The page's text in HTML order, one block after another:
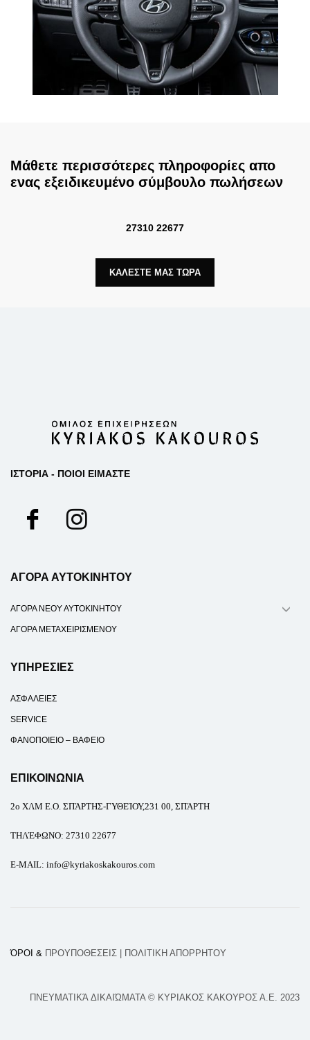
Μάθετε περισσότερες πληροφορίες απο
ενας εξειδικευμένο σύμβουλο πωλήσεων
27310 22677
ΚΑΛΕΣΤΕ ΜΑΣ ΤΩΡΑ
ΙΣΤΟΡΙΑ - ΠΟΙΟΙ ΕΙΜΑΣΤΕ
ΑΓΟΡΑ ΑΥΤΟΚΙΝΗΤΟΥ
ΑΓΟΡΑ ΝΕΟΥ ΑΥΤΟΚΙΝΗΤΟΥ
ΑΓΟΡΑ ΜΕΤΑΧΕΙΡΙΣΜΕΝΟΥ
ΥΠΗΡΕΣΙΕΣ
ΑΣΦΑΛΕΙΕΣ
SERVICE
ΦΑΝΟΠΟΙΕΙΟ – ΒΑΦΕΙΟ
ΕΠΙΚΟΙΝΩΝΙΑ
2ο ΧΛΜ Ε.Ο. ΣΠΆΡΤΗΣ-ΓΥΘΕΊΟΥ,231 00, ΣΠΆΡΤΗ
ΤΗΛΈΦΩΝΟ: 27310 22677
E-MAIL: info@kyriakoskakouros.com
ΌΡΟΙ & ΠΡΟΥΠΟΘΕΣΕΙΣ | ΠΟΛΙΤΙΚΗ ΑΠΟΡΡΗΤΟΥ
ΠΝΕΥΜΑΤΙΚΆ ΔΙΚΑΙΏΜΑΤΑ © ΚΥΡΙΑΚΟΣ ΚΑΚΟΥΡΟΣ Α.Ε. 2023